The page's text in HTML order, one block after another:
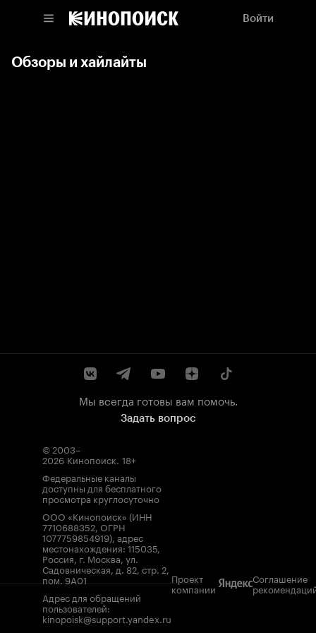
Войти
Обзоры и хайлайты
Мы всегда готовы вам помочь.
Задать вопрос
© 2003–
2026 Кинопоиск. 18+
Федеральные каналы
доступны для бесплатного
просмотра круглосуточно
ООО «Кинопоиск» (ИНН
7710688352, ОГРН
1077759854919), адрес
местонахождения: 115035,
Россия, г. Москва, ул.
Садовническая, д. 82, стр. 2,
пом. 9А01
Адрес для обращений
пользователей:
kinopoisk@support.yandex.ru
Проект
компании
Соглашение